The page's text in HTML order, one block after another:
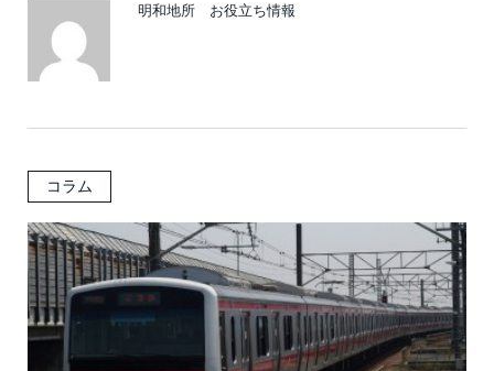
明和地所 お役立ち情報
コラム